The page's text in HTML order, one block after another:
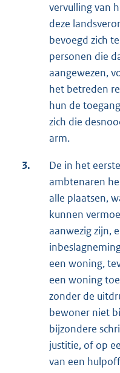
vervulling van
deze
bevoegd zich
personen die
aangewezen,
het betreden
hun de
zich die
arm.
3.
De in het
ambtenaren
alle plaatsen,
kunnen
aanwezig zijn,
een woning,
een woning
zonder de
bewoner niet
bijzondere
justitie, of op
van een